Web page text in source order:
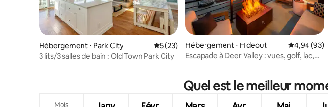
Hébergement ⋅ Park City Évaluation moyenne sur la base de 23
5 (23)
3 lits/3 salles de bain : Old Town Park City
Hébergement ⋅ Hideout Évaluation
4,94 (93)
Escapade à Deer Valley : vues, golf, lac,
Quel est le meilleur
Mois